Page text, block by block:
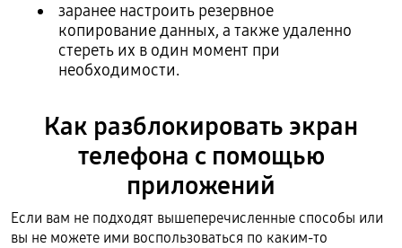
заранее настроить резервное
копирование данных, а также удаленно
стереть их в один момент при
необходимости.
Как разблокировать экран
телефона с помощью
приложений
Если вам не подходят вышеперечисленные способы или
вы не можете ими воспользоваться по каким-то